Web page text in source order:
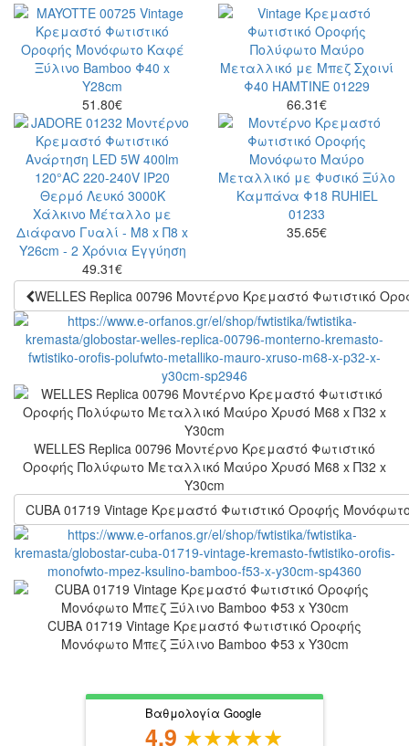
51.80€ 66.31€
49.31€
35.65€
WELLES Replica 00796 Μοντέρνο Κρεμαστό Φωτιστικό
WELLES Replica 00796 Μοντέρνο Κρεμαστό Φωτιστικό
Οροφής Πολύφωτο Μεταλλικό Μαύρο Χρυσό Μ68 x Π32 x
Υ30cm
CUBA 01719 Vintage Κρεμαστό Φωτιστικό Οροφής
CUBA 01719 Vintage Κρεμαστό Φωτιστικό Οροφής
Μονόφωτο Μπεζ Ξύλινο Bamboo Φ53 x Y30cm
Βαθμολογία Google
4.9